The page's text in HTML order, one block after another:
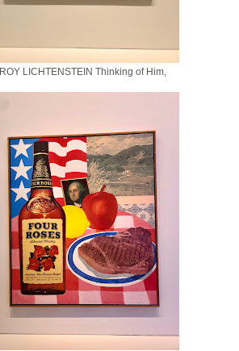
ROY LICHTENSTEIN Thinking of Him,